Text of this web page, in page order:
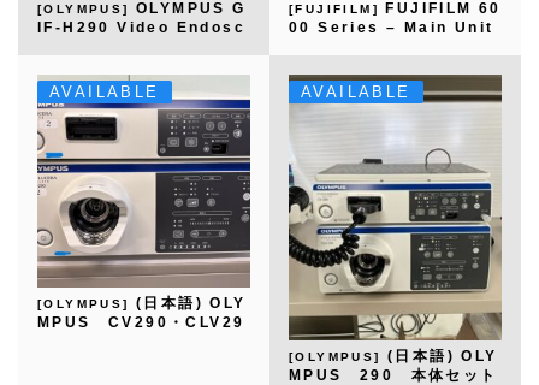
[OLYMPUS] OLYMPUS G
IF-H290 Video Endosc
[FUJIFILM] FUJIFILM 60
00 Series – Main Unit
AVAILABLE
[OLYMPUS] (日本語) OLY
MPUS CV290・CLV29
AVAILABLE
[OLYMPUS] (日本語) OLY
MPUS 290 本体セット